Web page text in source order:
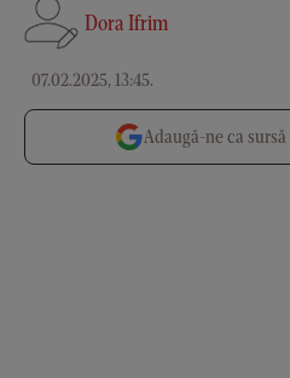
Dora Ifrim
07.02.2025, 13:45.
Adaugă-ne ca